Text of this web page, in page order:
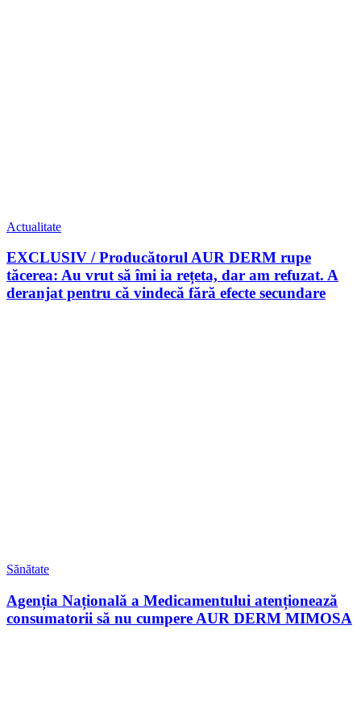
Actualitate
EXCLUSIV / Producătorul AUR DERM rupe
tăcerea: Au vrut să îmi ia rețeta, dar am refuzat. A
deranjat pentru că vindecă fără efecte secundare
Sănătate
Agenția Națională a Medicamentului atenționează
consumatorii să nu cumpere AUR DERM MIMOSA